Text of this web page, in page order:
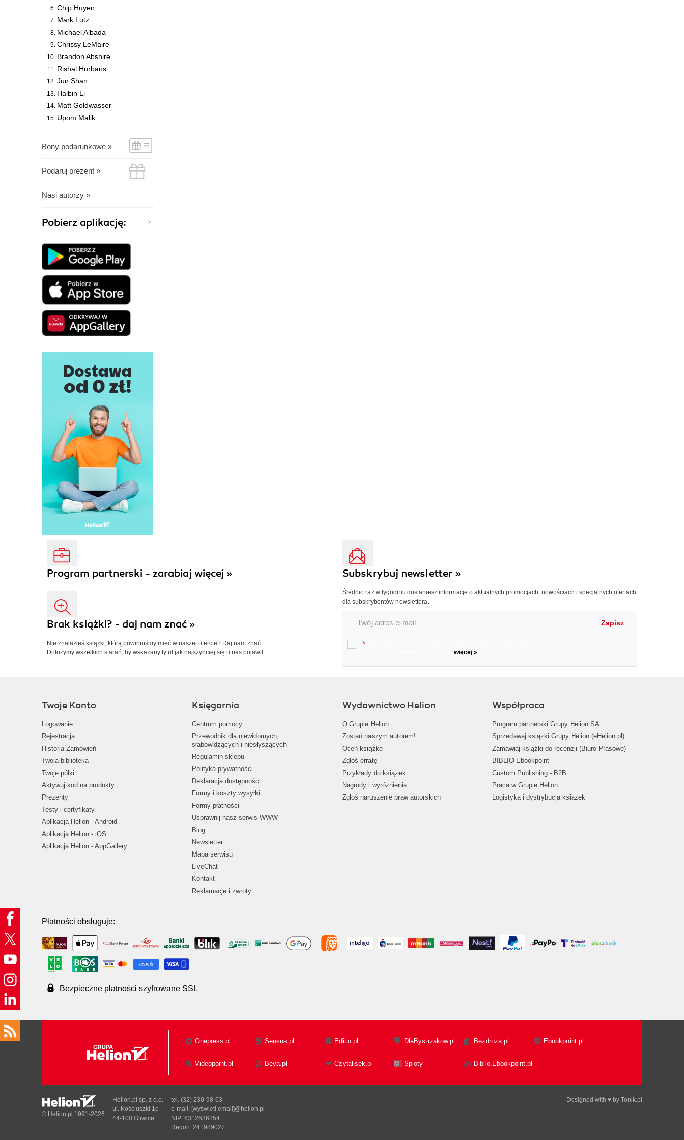
Chip Huyen
Mark Lutz
Michael Albada
Chrissy LeMaire
Brandon Abshire
Rishal Hurbans
Jun Shan
Haibin Li
Matt Goldwasser
Upom Malik
Bony podarunkowe »
Podaruj prezent »
Nasi autorzy »
Pobierz aplikację:
Program partnerski - zarabiaj więcej »
Brak książki? - daj nam znać »
Nie znalazłeś książki, którą powinniśmy mieć w naszej ofercie? Daj nam znać.
Dołożymy wszelkich starań, by wskazany tytuł jak najszybciej się u nas pojawił.
Subskrybuj newsletter »
Średnio raz w tygodniu dostaniesz informacje o aktualnych promocjach, nowościach i specjalnych ofertach
dla subskrybentów newslettera.
Zapisz
*
więcej »
Twoje Konto
Logowanie
Rejestracja
Historia Zamówień
Twoja biblioteka
Twoje półki
Aktywuj kod na produkty
Prezenty
Testy i certyfikaty
Aplikacja Helion - Android
Aplikacja Helion - iOS
Aplikacja Helion - AppGallery
Księgarnia
Centrum pomocy
Przewodnik dla niewidomych,
słabowidzących i niesłyszących
Regulamin sklepu
Polityka prywatności
Deklaracja dostępności
Formy i koszty wysyłki
Formy płatności
Usprawnij nasz serwis WWW
Blog
Newsletter
Mapa serwisu
LiveChat
Kontakt
Reklamacje i zwroty
Wydawnictwo Helion
O Grupie Helion
Zostań naszym autorem!
Oceń książkę
Zgłoś erratę
Przykłady do książek
Nagrody i wyróżnienia
Zgłoś naruszenie praw autorskich
Współpraca
Program partnerski Grupy Helion SA
Sprzedawaj książki Grupy Helion (eHelion.pl)
Zamawiaj książki do recenzji (Biuro Prasowe)
BIBLIO Ebookpoint
Custom Publishing - B2B
Praca w Grupie Helion
Logistyka i dystrybucja książek
Płatności obsługuje:
Bezpieczne płatności szyfrowane SSL
Onepress.pl Sensus.pl Editio.pl DlaBystrzakow.pl Bezdroza.pl Ebookpoint.pl
Videopoint.pl Beya.pl Czytalisek.pl Sploty Biblio.Ebookpoint.pl
Designed with ♥ by Tonik.pl
© Helion.pl 1991-2026
Helion.pl sp. z o.o.
ul. Kościuszki 1c
44-100 Gliwice
tel. (32) 230-98-63
e-mail: [wyświetl email]@helion.pl
NIP: 6312636254
Regon: 241989027